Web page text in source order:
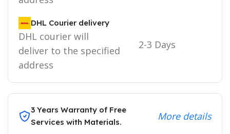
DHL Courier delivery
DHL courier will
deliver to the specified
address
2-3 Days
3 Years Warranty of Free
Services with Materials.
More details